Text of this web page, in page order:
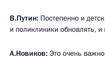
В.Путин: Постепенно и
и поликлиники обновлять,
А.Новиков: Это очень